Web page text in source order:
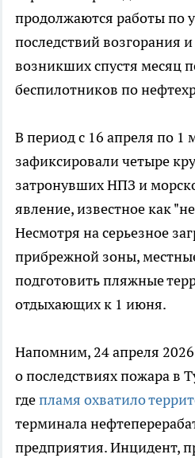
продолжаются работы по
последствий возгорания
возникших спустя месяц
беспилотников по
В период с 16 апреля по 1
зафиксировали четыре
затронувших НПЗ и
явление, известное как
Несмотря на серьезное
прибрежной зоны,
подготовить пляжные
отдыхающих к 1 июня.
Напомним, 24 апреля 2026
о последствиях пожара в
гдепламя охватило
терминала
предприятия. Инцидент,